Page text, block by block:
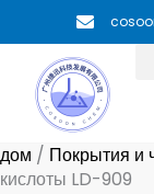
содержимому
дом / Покрытия и
кислоты LD-909